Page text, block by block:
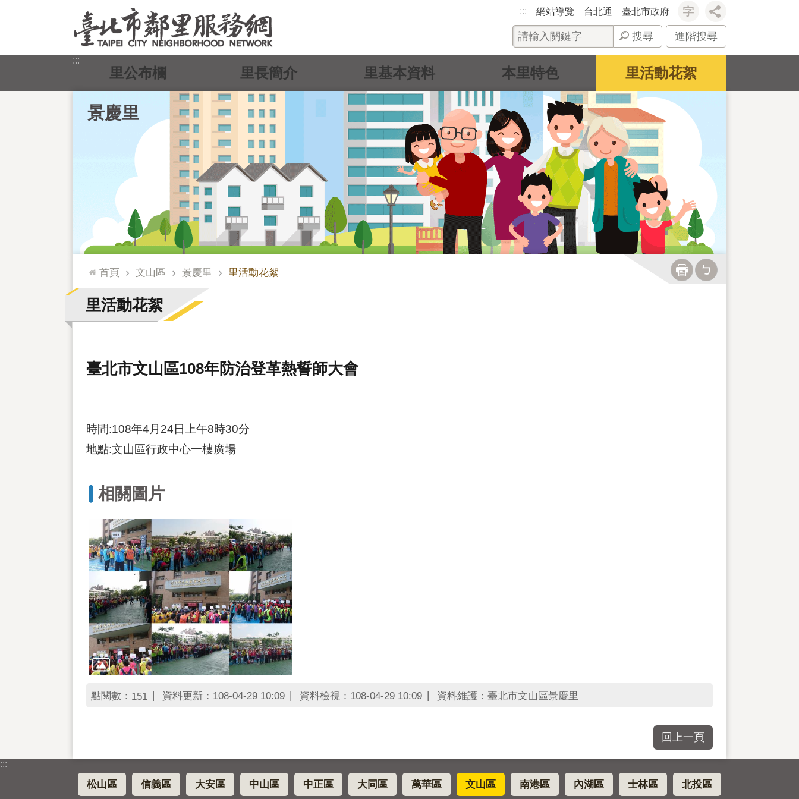
::: 網站導覽 台北通 臺北市政府
搜尋 進階搜尋
:::
景慶里
里公布欄 里長簡介 里基本資料 本里特色 里活動花絮
::: 首頁 文山區 景慶里 里活動花絮
里活動花絮
臺北市文山區108年防治登革熱誓師大會
時間:108年4月24日上午8時30分
地點:文山區行政中心一樓廣場
相關圖片
點閱數： 151 資料更新：108-04-29 10:09 資料檢視：108-04-29 10:09 資料維護：臺北市文山區景慶里
回上一頁
:::
松山區 信義區 大安區 中山區 中正區 大同區 萬華區 文山區 南港區 內湖區 士林區 北投區